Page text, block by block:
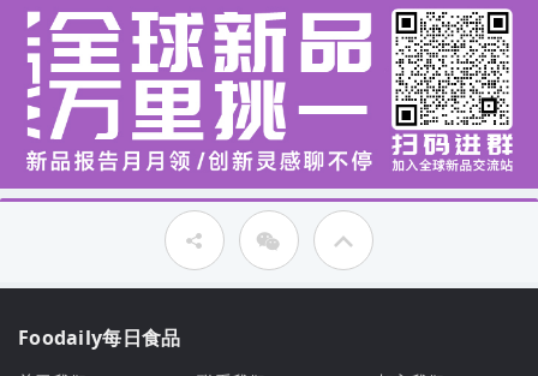
Foodaily每日食品